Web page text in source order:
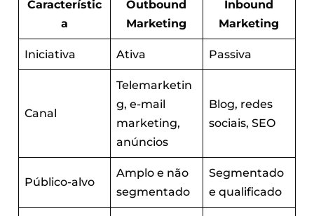
Característic
a
Outbound
Marketing
Inbound
Marketing
Iniciativa Ativa Passiva
Canal
Telemarketin
g, e-mail
marketing,
anúncios
Blog, redes
sociais, SEO
Público-alvo
Amplo e não
segmentado
Segmentado
e qualificado